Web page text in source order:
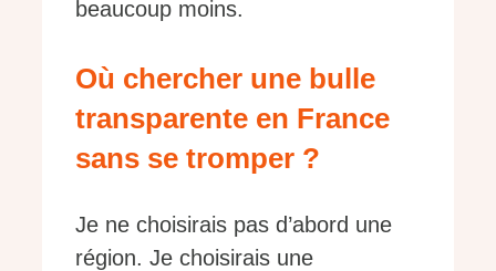
beaucoup moins.
Où chercher une bulle
transparente en France
sans se tromper ?
Je ne choisirais pas d’abord une
région. Je choisirais une